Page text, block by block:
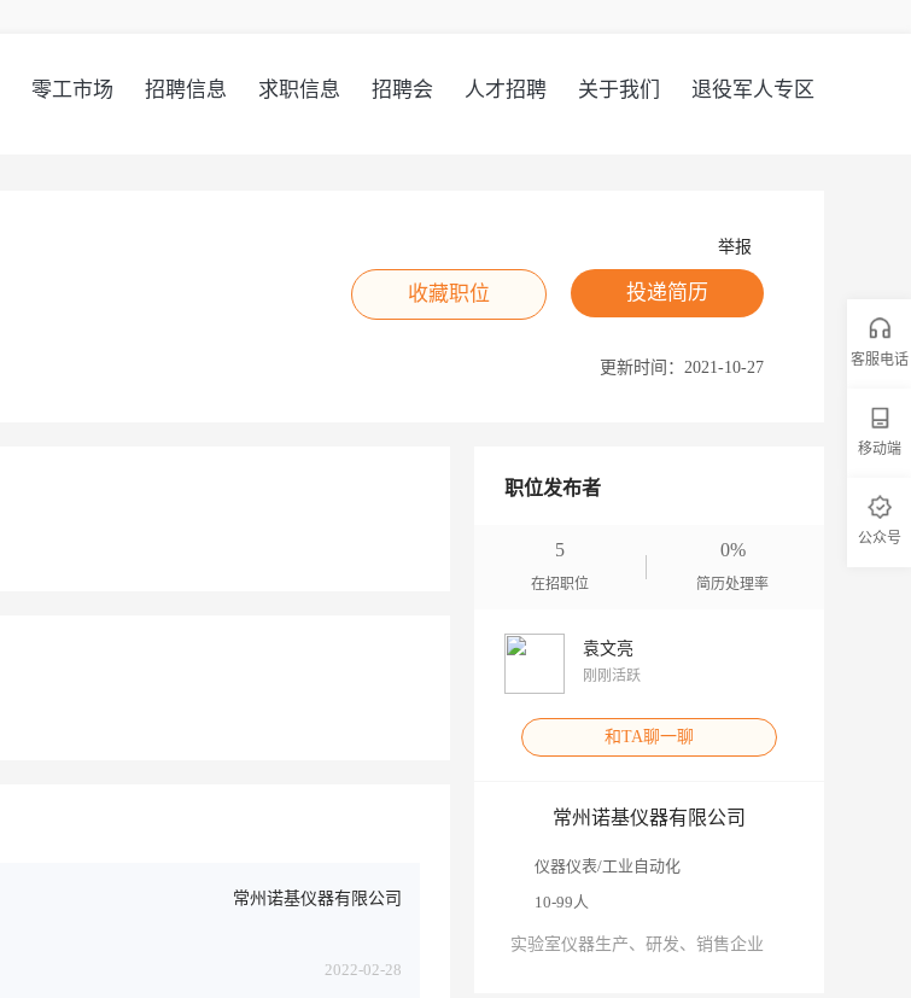
零工市场 招聘信息 求职信息 招聘会 人才招聘 关于我们 退役军人专区
举报
投递简历
收藏职位
更新时间： 2021-10-27
常州诺基仪器有限公司
2022-02-28
职位发布者
5
在招职位
0%
简历处理率
袁文亮
刚刚活跃
和TA聊一聊
常州诺基仪器有限公司
仪器仪表/工业自动化
10-99人
实验室仪器生产、研发、销售企业
客服电话
移动端
公众号